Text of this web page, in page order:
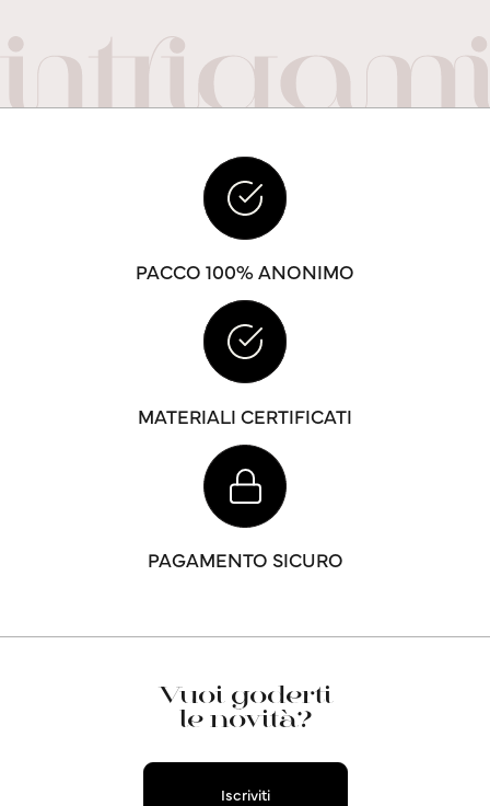
PACCO 100% ANONIMO
MATERIALI CERTIFICATI
PAGAMENTO SICURO
Vuoi goderti
le novità?
Iscriviti